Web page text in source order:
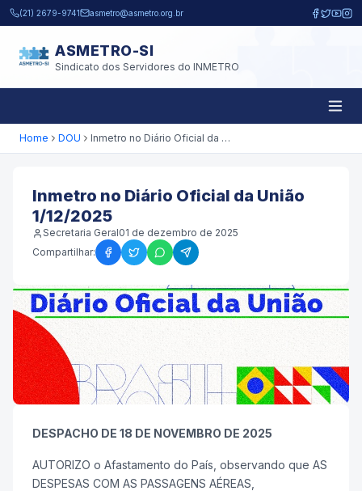
Pular para o conteúdo principal
(21) 2679-9741 asmetro@asmetro.org.br
ASMETRO-SI
Sindicato dos Servidores do INMETRO
Home DOU Inmetro no Diário Oficial da União 1/12/2025
Inmetro no Diário Oficial da União
1/12/2025
Secretaria Geral01 de dezembro de 2025
Compartilhar:
DESPACHO DE 18 DE NOVEMBRO DE 2025
AUTORIZO o Afastamento do País, observando que AS
DESPESAS COM AS PASSAGENS AÉREAS,